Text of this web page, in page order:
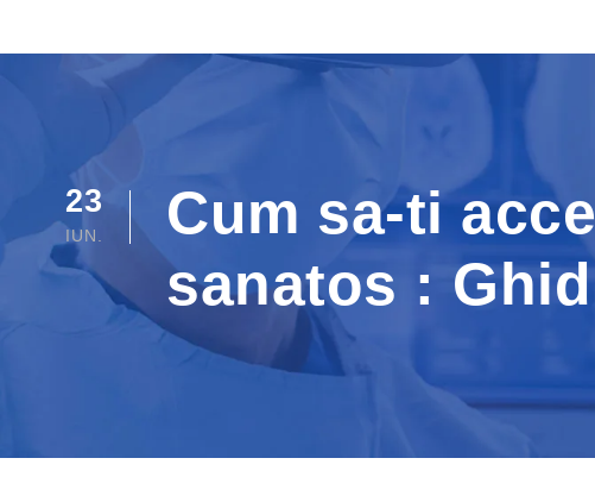
23
IUN.
Cum sa-ti
sanatos :